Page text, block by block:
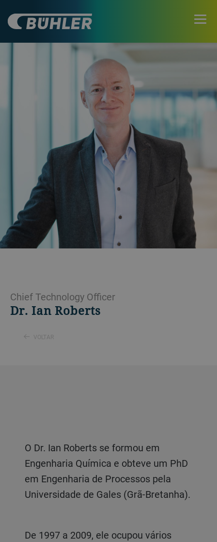
Chief Technology Officer
Dr. Ian Roberts
VOLTAR
O Dr. Ian Roberts se formou em
Engenharia Química e obteve um PhD
em Engenharia de Processos pela
Universidade de Gales (Grã-Bretanha).
De 1997 a 2009, ele ocupou vários